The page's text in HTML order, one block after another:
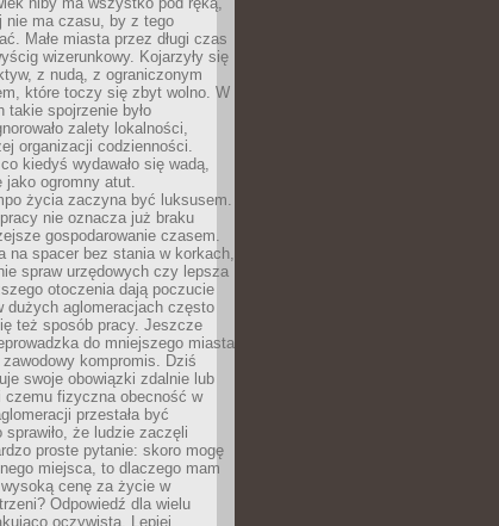
nie ma czasu, by z tego
Małe miasta przez długi czas
wizerunkowy. Kojarzyły się
z nudą, z ograniczonym
które toczy się zbyt wolno. W
takie spojrzenie było
zalety lokalności,
organizacji codzienności.
kiedyś wydawało się wadą,
jako ogromny atut.
życia zaczyna być luksusem.
nie oznacza już braku
gospodarowanie czasem.
na spacer bez stania w korkach,
spraw urzędowych czy lepsza
otoczenia dają poczucie
dużych aglomeracjach często
też sposób pracy. Jeszcze
do mniejszego miasta
kompromis. Dziś
swoje obowiązki zdalnie lub
czemu fizyczna obecność w
przestała być
sprawiło, że ludzie zaczęli
proste pytanie: skoro mogę
miejsca, to dlaczego mam
cenę za życie w
Odpowiedź dla wielu
oczywista. Lepiej